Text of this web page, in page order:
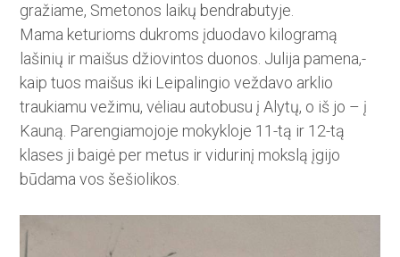
gražiame, Smetonos laikų bendrabutyje.
Mama keturioms dukroms įduo­davo kilogramą
lašinių ir maišus­ ­džiovintos duonos. Julija pamena,­
kaip tuos maišus iki Leipalingio veždavo arklio
traukiamu vežimu, vėliau autobusu į Alytų, o iš jo – į
Kauną. Parengiamojoje mokykloje 11-tą ir 12-tą
klases ji baigė per metus ir vidurinį mokslą įgijo
būdama vos šešiolikos.